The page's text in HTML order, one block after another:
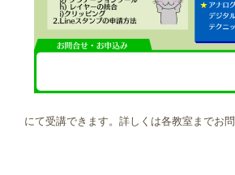
にて受講できます。詳しくは各教室までお問